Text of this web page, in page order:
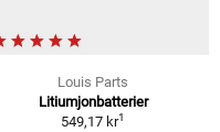
Louis Parts
Litiumjonbatterier
549,17 kr1